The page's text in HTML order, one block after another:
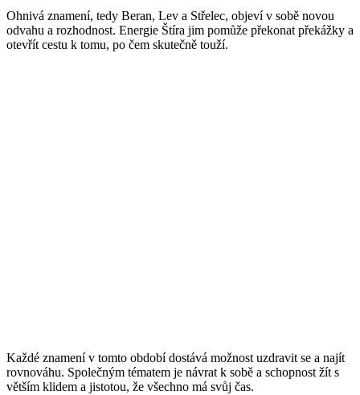
Ohnivá znamení, tedy Beran, Lev a Střelec, objeví v sobě novou
odvahu a rozhodnost. Energie Štíra jim pomůže překonat překážky a
otevřít cestu k tomu, po čem skutečně touží.
Každé znamení v tomto období dostává možnost uzdravit se a najít
rovnováhu. Společným tématem je návrat k sobě a schopnost žít s
větším klidem a jistotou, že všechno má svůj čas.